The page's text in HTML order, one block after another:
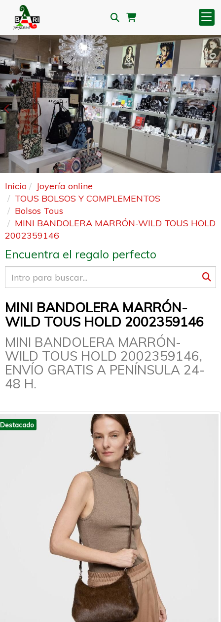
Anterior
Inicio
Joyería online
TOUS BOLSOS Y COMPLEMENTOS
Bolsos Tous
MINI BANDOLERA MARRÓN-WILD TOUS HOLD
2002359146
Encuentra el regalo perfecto
MINI BANDOLERA MARRÓN-
WILD TOUS HOLD 2002359146
MINI BANDOLERA MARRÓN-
WILD TOUS HOLD 2002359146,
ENVÍO GRATIS A PENÍNSULA 24-
48 H.
Destacado